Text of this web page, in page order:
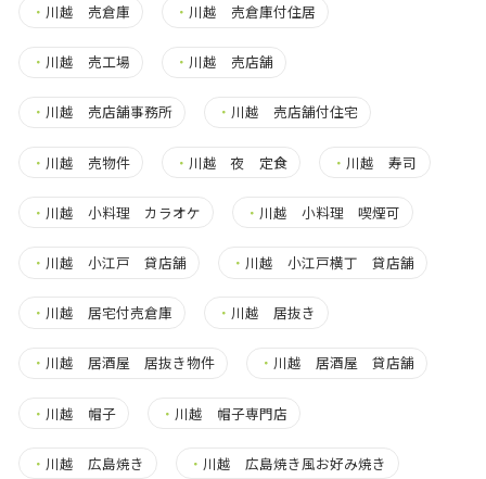
・ 川越 売倉庫 ・ 川越 売倉庫付住居
・ 川越 売工場 ・ 川越 売店舗
・ 川越 売店舗事務所 ・ 川越 売店舗付住宅
・ 川越 売物件 ・ 川越 夜 定食 ・ 川越 寿司
・ 川越 小料理 カラオケ ・ 川越 小料理 喫煙可
・ 川越 小江戸 貸店舗 ・ 川越 小江戸横丁 貸店舗
・ 川越 居宅付売倉庫 ・ 川越 居抜き
・ 川越 居酒屋 居抜き物件 ・ 川越 居酒屋 貸店舗
・ 川越 帽子 ・ 川越 帽子専門店
・ 川越 広島焼き ・ 川越 広島焼き風お好み焼き